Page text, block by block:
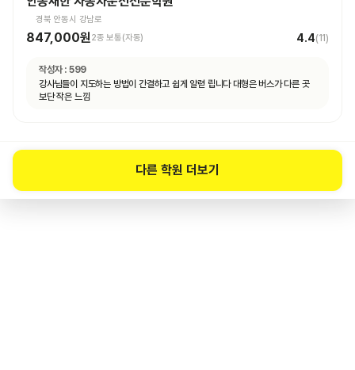
경북 안동시 강남로
847,000원2종 보통(자동) 4.4(11)
작성자 : 599
강사님들이 지도하는 방법이 간결하고 쉽게 알렫 립니다 대형은 버스가 다른 곳
보단 작은 느낌
다른 학원 더보기